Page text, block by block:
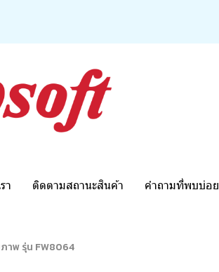
า ติดตามสถานะสินค้า คำถามที่พบบ่อย
าพ รุ่น FW8064